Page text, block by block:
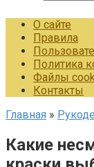
О сайте
Правила
Политика
Файлы
Контакты
Главная »
Какие